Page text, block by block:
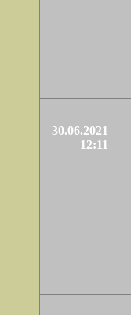
30.06.2021
12:11